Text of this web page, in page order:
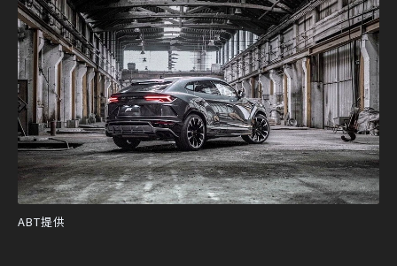
ABT提供